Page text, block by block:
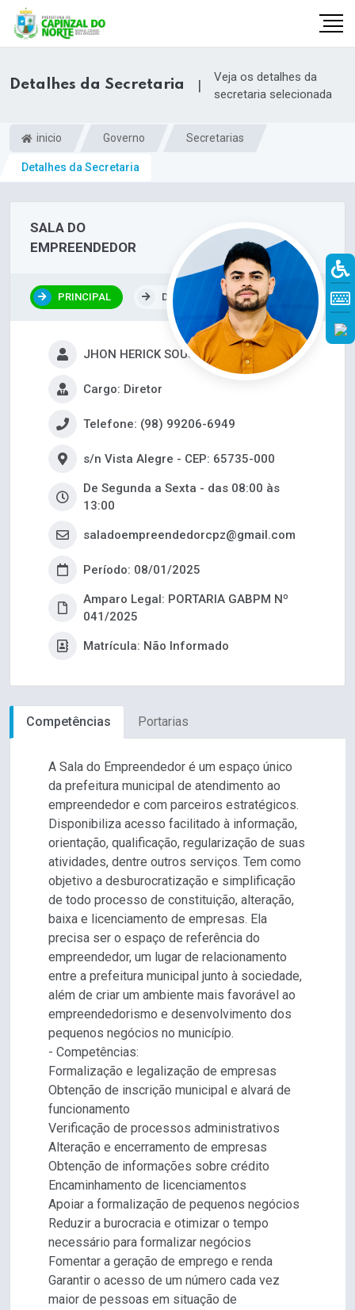
Detalhes da Secretaria |
Veja os detalhes da
secretaria selecionada
inicio Governo Secretarias
Detalhes da Secretaria
SALA DO
EMPREENDEDOR
PRINCIPAL DEPARTAMENTOS
JHON HERICK SOUSA SILVA
Cargo: Diretor
Telefone: (98) 99206-6949
s/n Vista Alegre - CEP: 65735-000
De Segunda a Sexta - das 08:00 às
13:00
saladoempreendedorcpz@gmail.com
Período: 08/01/2025
Amparo Legal: PORTARIA GABPM Nº
041/2025
Matrícula: Não Informado
Competências Portarias
A Sala do Empreendedor é um espaço único
da prefeitura municipal de atendimento ao
empreendedor e com parceiros estratégicos.
Disponibiliza acesso facilitado à informação,
orientação, qualificação, regularização de suas
atividades, dentre outros serviços. Tem como
objetivo a desburocratização e simplificação
de todo processo de constituição, alteração,
baixa e licenciamento de empresas. Ela
precisa ser o espaço de referência do
empreendedor, um lugar de relacionamento
entre a prefeitura municipal junto à sociedade,
além de criar um ambiente mais favorável ao
empreendedorismo e desenvolvimento dos
pequenos negócios no município.
- Competências:
Formalização e legalização de empresas
Obtenção de inscrição municipal e alvará de
funcionamento
Verificação de processos administrativos
Alteração e encerramento de empresas
Obtenção de informações sobre crédito
Encaminhamento de licenciamentos
Apoiar a formalização de pequenos negócios
Reduzir a burocracia e otimizar o tempo
necessário para formalizar negócios
Fomentar a geração de emprego e renda
Garantir o acesso de um número cada vez
maior de pessoas em situação de